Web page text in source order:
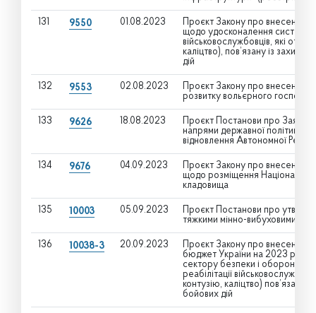
131 9550 01.08.2023
Проєкт Закону про внесення
щодо удосконалення системи
військовослужбовців, які
каліцтво), пов’язану із
дій
132 9553 02.08.2023
Проєкт Закону про внесення
розвитку вольєрного
133 9626 18.08.2023
Проєкт Постанови про Заяву
напрями державної політики
відновлення Автономної
134 9676 04.09.2023
Проєкт Закону про внесення
щодо розміщення
кладовища
135 10003 05.09.2023
Проєкт Постанови про
тяжкими мінно-вибуховими
136 10038-3 20.09.2023
Проєкт Закону про внесення
бюджет України на 2023 рік”
сектору безпеки і оборони та
реабілітації
контузію, каліцтво) пов’язану
бойових дій